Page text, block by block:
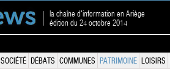
la chaîne d'information en Ariège
édition du 24 octobre 2014
SOCIÉTÉ DÉBATS COMMUNES PATRIMOINE LOISIRS